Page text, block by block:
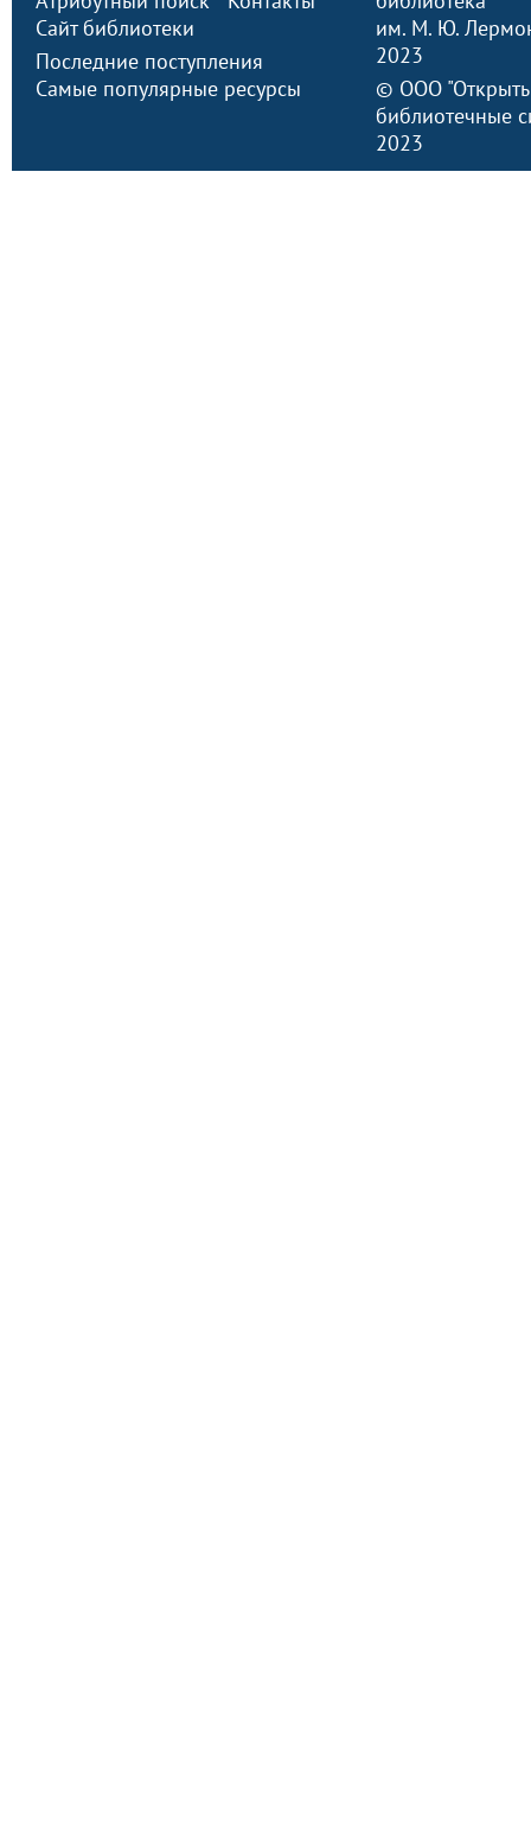
Сайт библиотеки
Последние поступления
Самые популярные ресурсы
им. М. Ю.
2023
© ООО
библиотечные
2023